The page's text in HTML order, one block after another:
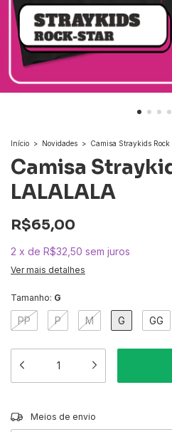
Início > Novidades > Camisa Straykids
Camisa
LALALALA
R$65,00
2 x de R$32,50 sem juros
Ver mais detalhes
Tamanho: G
PP P M G GG
Entregas para o CEP:
Meios de envio